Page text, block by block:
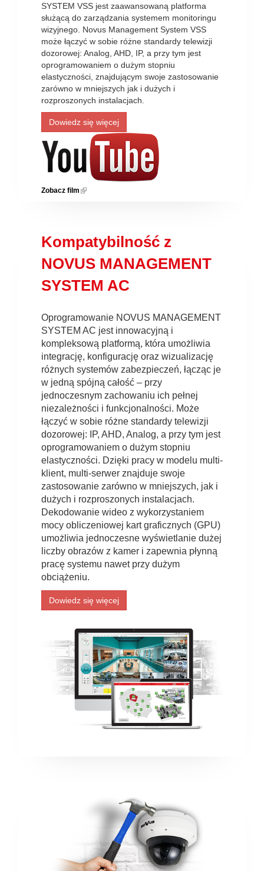
SYSTEM VSS jest zaawansowaną platforma
służącą do zarządzania systemem monitoringu
wizyjnego. Novus Management System VSS
może łączyć w sobie różne standardy telewizji
dozorowej: Analog, AHD, IP, a przy tym jest
oprogramowaniem o dużym stopniu
elastyczności, znajdującym swoje zastosowanie
zarówno w mniejszych jak i dużych i
rozproszonych instalacjach.
Dowiedz się więcej
Zobacz film (link is external)
Kompatybilność z
NOVUS MANAGEMENT
SYSTEM AC
Oprogramowanie NOVUS MANAGEMENT
SYSTEM AC jest innowacyjną i
kompleksową platformą, która umożliwia
integrację, konfigurację oraz wizualizację
różnych systemów zabezpieczeń, łącząc je
w jedną spójną całość – przy
jednoczesnym zachowaniu ich pełnej
niezależności i funkcjonalności. Może
łączyć w sobie różne standardy telewizji
dozorowej: IP, AHD, Analog, a przy tym jest
oprogramowaniem o dużym stopniu
elastyczności. Dzięki pracy w modelu multi-
klient, multi-serwer znajduje swoje
zastosowanie zarówno w mniejszych, jak i
dużych i rozproszonych instalacjach.
Dekodowanie wideo z wykorzystaniem
mocy obliczeniowej kart graficznych (GPU)
umożliwia jednoczesne wyświetlanie dużej
liczby obrazów z kamer i zapewnia płynną
pracę systemu nawet przy dużym
obciążeniu.
Dowiedz się więcej